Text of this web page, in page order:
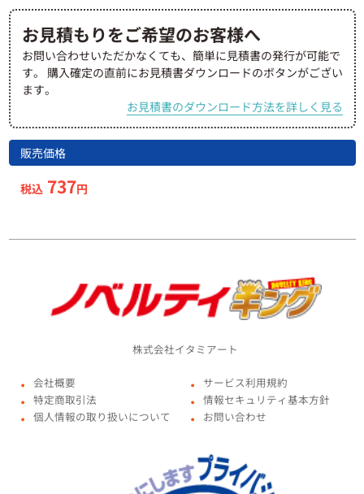
お見積もりをご希望のお客様へ
お問い合わせいただかなくても、簡単に見積書の発行が可能で
す。
購入確定の直前にお見積書ダウンロードのボタンがござい
ます。
お見積書のダウンロード方法を詳しく見る
販売価格
税込737円
株式会社イタミアート
● 会社概要
● 特定商取引法
● 個人情報の取り扱いについて
● サービス利用規約
● 情報セキュリティ基本方針
● お問い合わせ